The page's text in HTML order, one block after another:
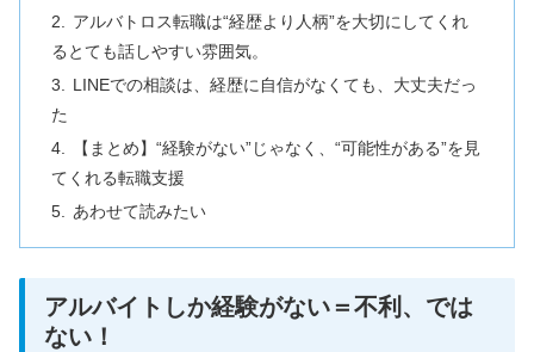
アルバトロス転職は“経歴より人柄”を大切にしてくれ
るとても話しやすい雰囲気。
LINEでの相談は、経歴に自信がなくても、大丈夫だっ
た
【まとめ】“経験がない”じゃなく、“可能性がある”を見
てくれる転職支援
あわせて読みたい
アルバイトしか経験がない＝不利、では
ない！